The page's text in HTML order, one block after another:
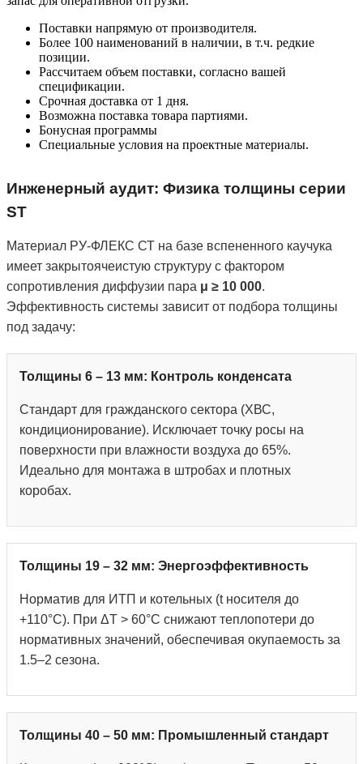
Поставки напрямую от производителя.
Более 100 наименований в наличии, в т.ч. редкие
позиции.
Рассчитаем объем поставки, согласно вашей
спецификации.
Срочная доставка от 1 дня.
Возможна поставка товара партиями.
Бонусная программы
Специальные условия на проектные материалы.
Инженерный аудит: Физика толщины серии
ST
Материал РУ-ФЛЕКС СТ на базе вспененного каучука
имеет закрытоячеистую структуру с фактором
сопротивления диффузии пара μ ≥ 10 000.
Эффективность системы зависит от подбора толщины
под задачу:
Толщины 6 – 13 мм: Контроль конденсата
Стандарт для гражданского сектора (ХВС,
кондиционирование). Исключает точку росы на
поверхности при влажности воздуха до 65%.
Идеально для монтажа в штробах и плотных
коробах.
Толщины 19 – 32 мм: Энергоэффективность
Норматив для ИТП и котельных (t носителя до
+110°С). При ΔT > 60°C снижают теплопотери до
нормативных значений, обеспечивая окупаемость за
1.5–2 сезона.
Толщины 40 – 50 мм: Промышленный стандарт